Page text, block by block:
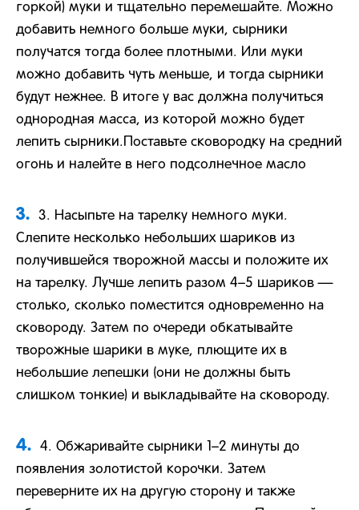
горкой) муки и тщательно перемешайте. Можно
добавить немного больше муки, сырники
получатся тогда более плотными. Или муки
можно добавить чуть меньше, и тогда сырники
будут нежнее. В итоге у вас должна получиться
однородная масса, из которой можно будет
лепить сырники.Поставьте сковородку на средний
огонь и налейте в него подсолнечное масло
3.
3. Насыпьте на тарелку немного муки.
Слепите несколько небольших шариков из
получившейся творожной массы и положите их
на тарелку. Лучше лепить разом 4–5 шариков —
столько, сколько поместится одновременно на
сковороду. Затем по очереди обкатывайте
творожные шарики в муке, плющите их в
небольшие лепешки (они не должны быть
слишком тонкие) и выкладывайте на сковороду.
4.
4. Обжаривайте сырники 1–2 минуты до
появления золотистой корочки. Затем
переверните их на другую сторону и также